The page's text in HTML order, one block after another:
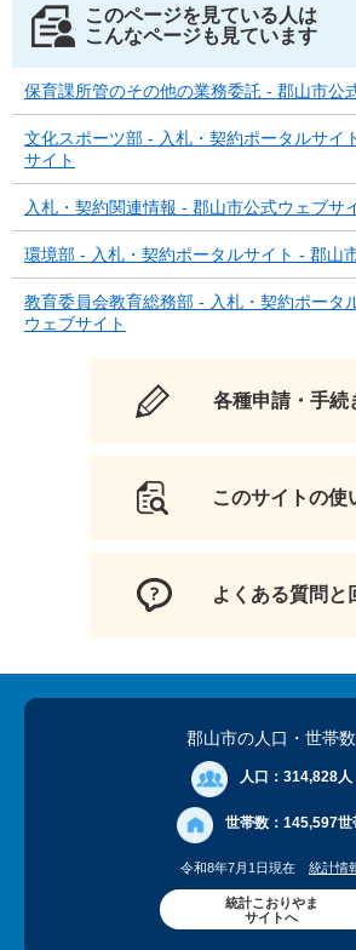
このページを見ている人は
こんなページも見ています
保育課所管のその他の業務委託 - 郡山市公
文化スポーツ部 - 入札・契約ポータルサイ
サイト
入札・契約関連情報 - 郡山市公式ウェブサ
環境部 - 入札・契約ポータルサイト - 郡山
教育委員会教育総務部 - 入札・契約ポータ
ウェブサイト
各種申請・手続
このサイトの使
よくある質問と
郡山市の人口 ・世帯数
人口： 314,828人
世帯数： 145,597世
令和8年7月1日現在 統計情
統計こおりやま
サイトへ